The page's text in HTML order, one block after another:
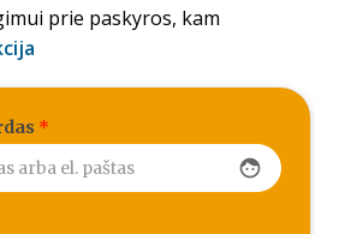
prie paskyros, kam
*
face